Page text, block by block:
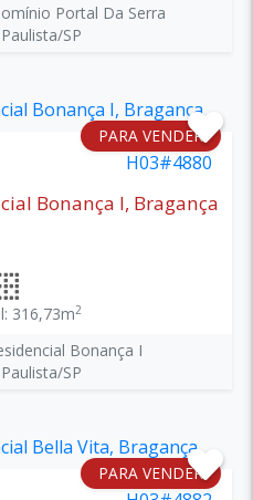
Portal Da Serra
SP
PARA VENDER
H03#4880
Bonança I, Bragança
316,73m2
Bonança I
SP
PARA VENDER